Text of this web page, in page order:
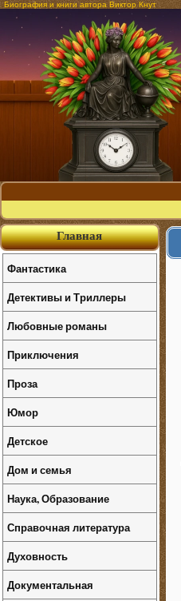
Биография и книги автора Виктор Кнут
Главная
Фантастика
Детективы и Триллеры
Любовные романы
Приключения
Проза
Юмор
Детское
Дом и семья
Наука, Образование
Справочная литература
Духовность
Документальная